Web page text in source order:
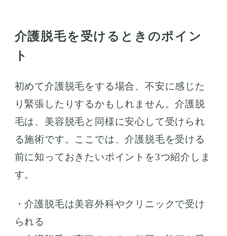
介護脱毛を受けるときのポイン
ト
初めて介護脱毛をする場合、不安に感じた
り緊張したりするかもしれません。介護脱
毛は、美容脱毛と同様に安心して受けられ
る施術です。ここでは、介護脱毛を受ける
前に知っておきたいポイントを3つ紹介しま
す。
・介護脱毛は美容外科やクリニックで受け
られる